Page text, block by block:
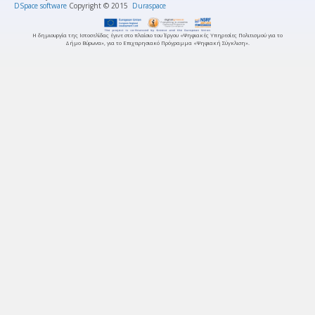
DSpace software Copyright © 2015 Duraspace
Η δημιουργία της Ιστοσελίδας έγινε στο πλαίσιο του Έργου «Ψηφιακές Υπηρεσίες Πολιτισμού για το
Δήμο Βύρωνα», για το Επιχειρησιακό Πρόγραμμα «Ψηφιακή Σύγκλιση».